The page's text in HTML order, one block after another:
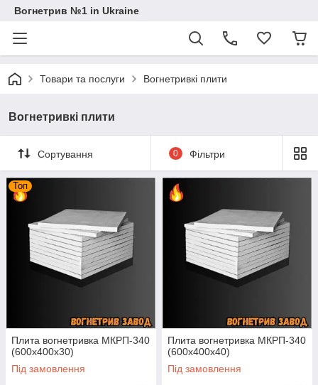
Вогнетрив №1 in Ukraine
Товари та послуги Вогнетривкі плити
Вогнетривкі плити
Сортування 0 Фільтри
Топ
Плита вогнетривка МКРП-340
(600х400х30)
Під замовлення
Плита вогнетривка МКРП-340
(600х400х40)
Під замовлення